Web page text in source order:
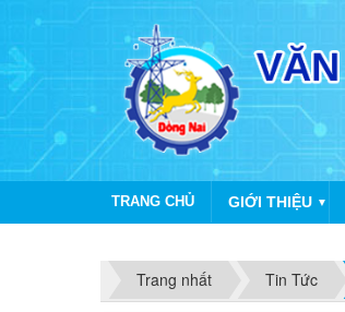
TRANG CHỦ GIỚI THIỆU ▼
Trang nhất
Tin Tức